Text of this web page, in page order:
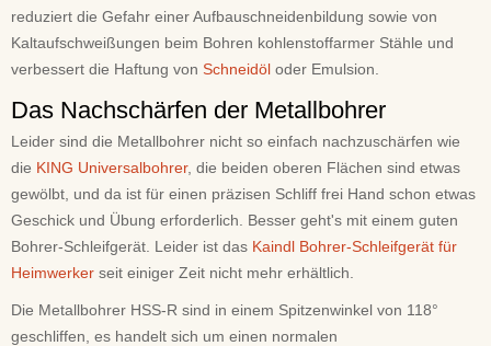
reduziert die Gefahr einer Aufbauschneidenbildung sowie von
Kaltaufschweißungen beim Bohren kohlenstoffarmer Stähle und
verbessert die Haftung von Schneidöl oder Emulsion.
Das Nachschärfen der Metallbohrer
Leider sind die Metallbohrer nicht so einfach nachzuschärfen wie
die KING Universalbohrer, die beiden oberen Flächen sind etwas
gewölbt, und da ist für einen präzisen Schliff frei Hand schon etwas
Geschick und Übung erforderlich. Besser geht's mit einem guten
Bohrer-Schleifgerät. Leider ist das Kaindl Bohrer-Schleifgerät für
Heimwerker seit einiger Zeit nicht mehr erhältlich.
Die Metallbohrer HSS-R sind in einem Spitzenwinkel von 118°
geschliffen, es handelt sich um einen normalen